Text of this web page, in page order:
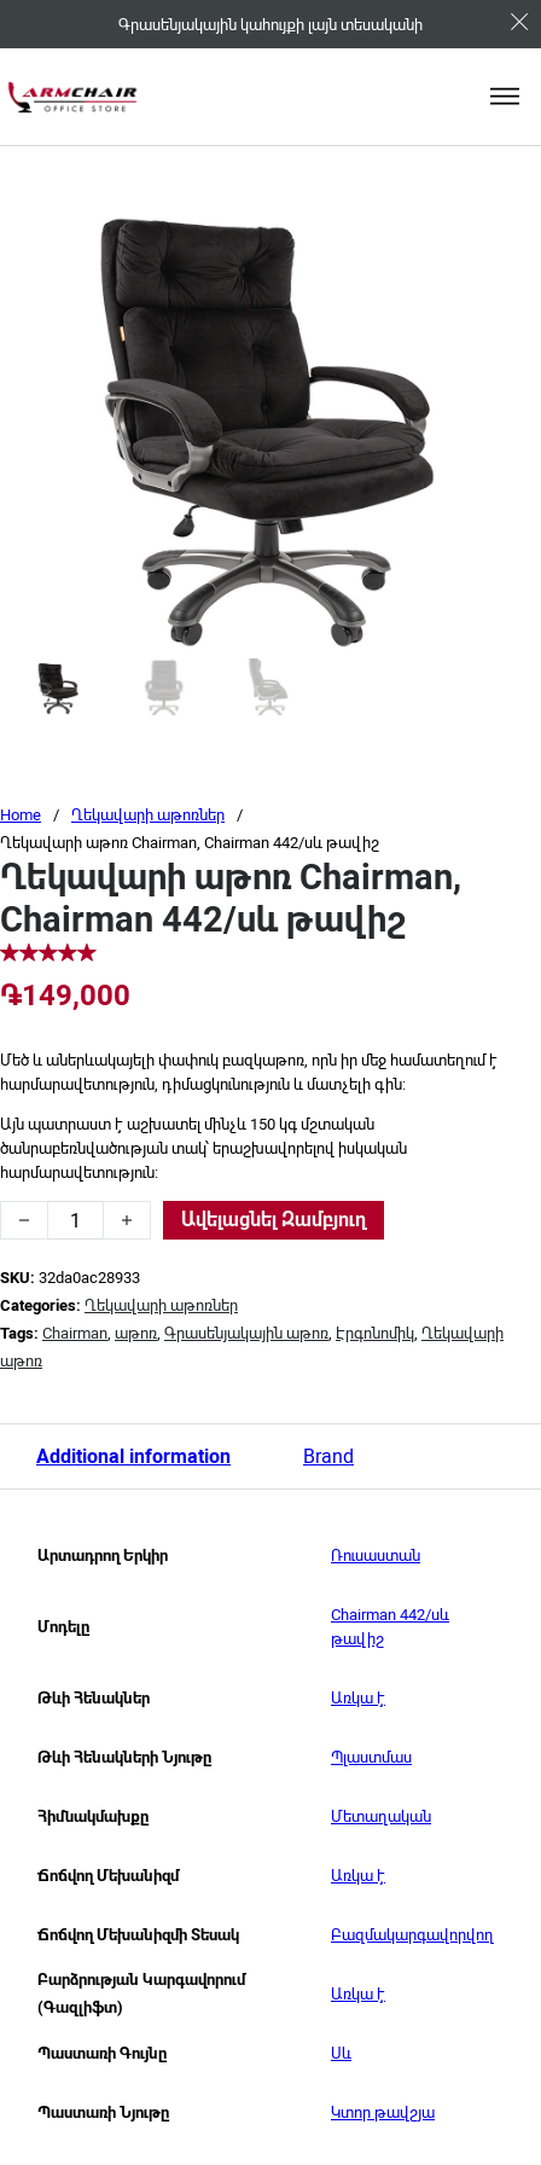
Գրասենյակային կահույքի լայն տեսականի
Home / Ղեկավարի աթոռներ
/
Ղեկավարի աթոռ Chairman, Chairman 442/սև թավիշ
Ղեկավարի աթոռ Chairman,
Chairman 442/սև թավիշ
֏149,000
Մեծ և աներևակայելի փափուկ բազկաթոռ, որն իր մեջ համատեղում է
հարմարավետություն, դիմացկունություն և մատչելի գին:
Այն պատրաստ է աշխատել մինչև 150 կգ մշտական ​​
ծանրաբեռնվածության տակ՝ երաշխավորելով իսկական
հարմարավետություն:
Ղեկավարի աթոռ Chairman, Chairman 442/սև թավիշ
Ավելացնել Զամբյուղ
SKU: 32da0ac28933
Categories: Ղեկավարի աթոռներ
Tags: Chairman, աթոռ, Գրասենյակային աթոռ, Էրգոնոմիկ, Ղեկավարի
աթոռ
Additional information Brand
Արտադրող Երկիր Ռուսաստան
Մոդելը
Chairman 442/սև
թավիշ
Թևի Հենակներ Առկա է
Թևի Հենակների Նյութը Պլաստմաս
Հիմնակմախքը Մետաղական
Ճոճվող Մեխանիզմ Առկա է
Ճոճվող Մեխանիզմի Տեսակ Բազմակարգավորվող
Բարձրության Կարգավորում
(Գազլիֆտ)
Առկա է
Պաստառի Գույնը Սև
Պաստառի Նյութը Կտոր թավշյա